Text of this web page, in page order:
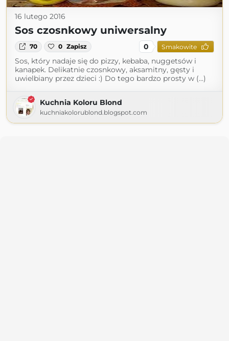
16 lutego 2016
Sos czosnkowy uniwersalny
70 0 Zapisz 0 Smakowite
Sos, który nadaje się do pizzy, kebaba, nuggetsów i
kanapek. Delikatnie czosnkowy, aksamitny, gęsty i
uwielbiany przez dzieci :) Do tego bardzo prosty w (...)
Kuchnia Koloru Blond
kuchniakolorublond.blogspot.com